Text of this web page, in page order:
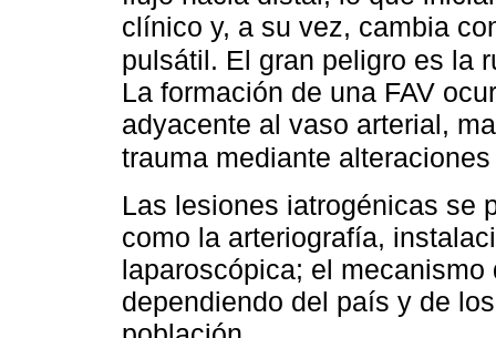
clínico y, a su vez, cambia
pulsátil. El gran peligro es la
La formación de una FAV
adyacente al vaso arterial,
trauma mediante
Las lesiones iatrogénicas se
como la arteriografía,
laparoscópica; el
dependiendo del país y de